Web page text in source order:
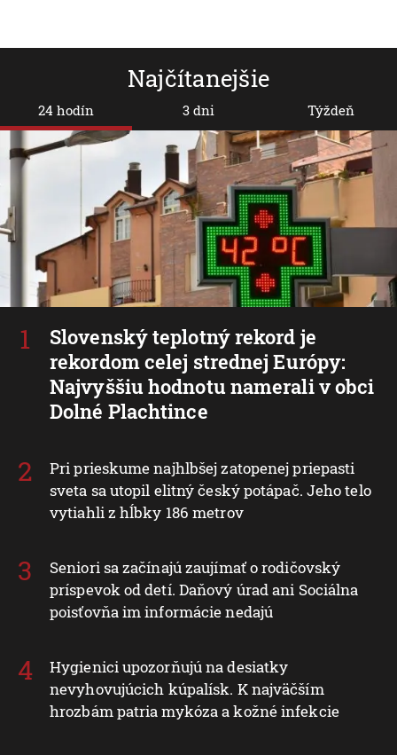
Najčítanejšie
24 hodín
Slovenský teplotný rekord je
rekordom celej strednej Európy:
Najvyššiu hodnotu namerali v obci
Dolné Plachtince
Pri prieskume najhlbšej zatopenej priepasti
sveta sa utopil elitný český potápač. Jeho telo
vytiahli z hĺbky 186 metrov
Seniori sa začínajú zaujímať o rodičovský
príspevok od detí. Daňový úrad ani Sociálna
poisťovňa im informácie nedajú
Hygienici upozorňujú na desiatky
nevyhovujúcich kúpalísk. K najväčším
hrozbám patria mykóza a kožné infekcie
3 dni Týždeň